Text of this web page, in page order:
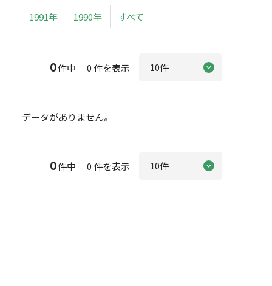
1991年 1990年 すべて
0件中 0 件を表示
データがありません。
0件中 0 件を表示